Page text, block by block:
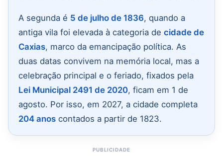
A segunda é 5 de julho de 1836, quando a
antiga vila foi elevada à categoria de cidade de
Caxias, marco da emancipação política. As
duas datas convivem na memória local, mas a
celebração principal e o feriado, fixados pela
Lei Municipal 2491 de 2020, ficam em 1 de
agosto. Por isso, em 2027, a cidade completa
204 anos contados a partir de 1823.